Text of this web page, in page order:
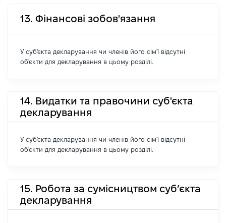
13. Фінансові зобов'язання
У суб'єкта декларування чи членів його сім'ї відсутні
об'єкти для декларування в цьому розділі.
14. Видатки та правочини суб'єкта
декларування
У суб'єкта декларування чи членів його сім'ї відсутні
об'єкти для декларування в цьому розділі.
15. Робота за сумісництвом суб’єкта
декларування